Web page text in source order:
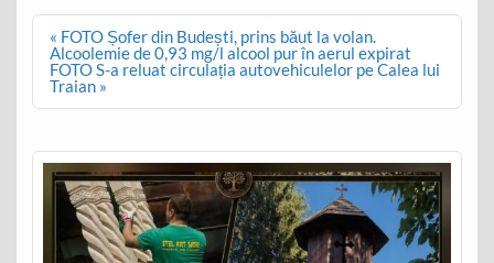
Post
navigation
« FOTO Șofer din Budești, prins băut la volan.
Alcoolemie de 0,93 mg/l alcool pur în aerul expirat
FOTO S-a reluat circulația autovehiculelor pe Calea lui
Traian »